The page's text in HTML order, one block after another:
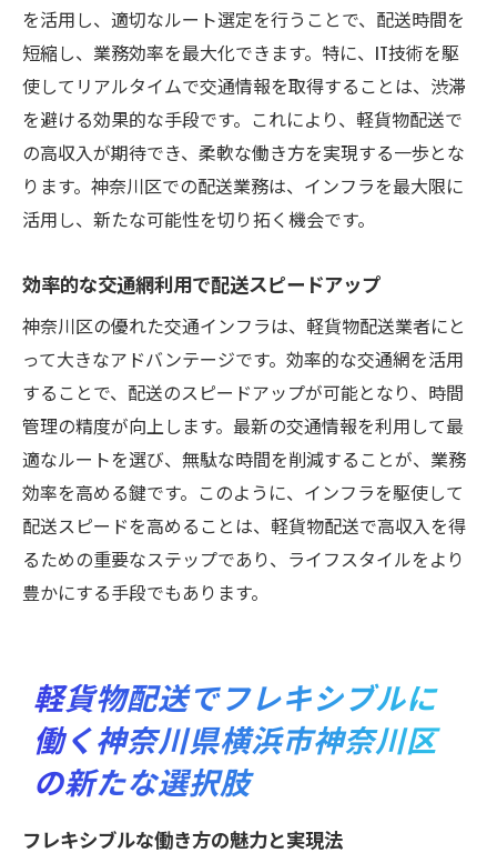
を活用し、適切なルート選定を行うことで、配送時間を
短縮し、業務効率を最大化できます。特に、IT技術を駆
使してリアルタイムで交通情報を取得することは、渋滞
を避ける効果的な手段です。これにより、軽貨物配送で
の高収入が期待でき、柔軟な働き方を実現する一歩とな
ります。神奈川区での配送業務は、インフラを最大限に
活用し、新たな可能性を切り拓く機会です。
効率的な交通網利用で配送スピードアップ
神奈川区の優れた交通インフラは、軽貨物配送業者にと
って大きなアドバンテージです。効率的な交通網を活用
することで、配送のスピードアップが可能となり、時間
管理の精度が向上します。最新の交通情報を利用して最
適なルートを選び、無駄な時間を削減することが、業務
効率を高める鍵です。このように、インフラを駆使して
配送スピードを高めることは、軽貨物配送で高収入を得
るための重要なステップであり、ライフスタイルをより
豊かにする手段でもあります。
軽貨物配送でフレキシブルに
働く神奈川県横浜市神奈川区
の新たな選択肢
フレキシブルな働き方の魅力と実現法